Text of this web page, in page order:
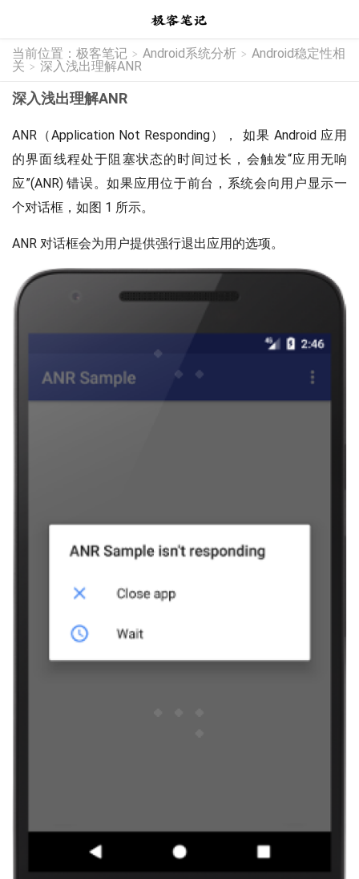
当前位置： 极客笔记 > Android系统分析 > Android稳定性相
关 > 深入浅出理解ANR
深入浅出理解ANR
ANR（Application Not Responding）， 如果 Android 应用
的界面线程处于阻塞状态的时间过长，会触发“应用无响
应”(ANR) 错误。如果应用位于前台，系统会向用户显示一
个对话框，如图 1 所示。
ANR 对话框会为用户提供强行退出应用的选项。